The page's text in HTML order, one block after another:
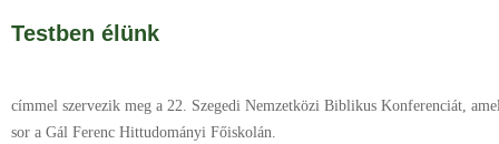
Testben élünk
címmel szervezik meg a 22. Szegedi Nemzetközi Biblikus Konferenciát,
sor a Gál Ferenc Hittudományi Főiskolán.